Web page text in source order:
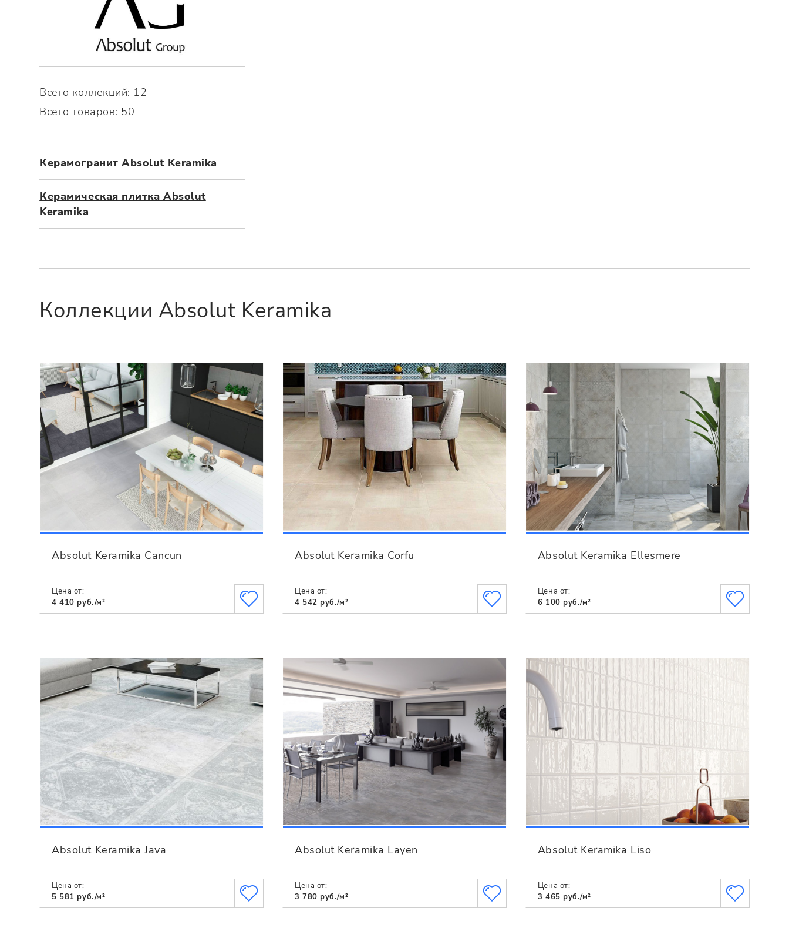
Посмотреть весь керамогранит
Посмотреть всю мозаику
Всего коллекций: 12
Всего товаров: 50
Керамогранит Absolut Keramika
Керамическая плитка Absolut
Keramika
Коллекции Absolut Keramika
Absolut Keramika Cancun
Цена от:
4 410 руб./м²
Absolut Keramika Corfu
Цена от:
4 542 руб./м²
Absolut Keramika Ellesmere
Цена от:
6 100 руб./м²
Absolut Keramika Java
Цена от:
5 581 руб./м²
Absolut Keramika Layen
Цена от:
3 780 руб./м²
Absolut Keramika Liso
Цена от:
3 465 руб./м²